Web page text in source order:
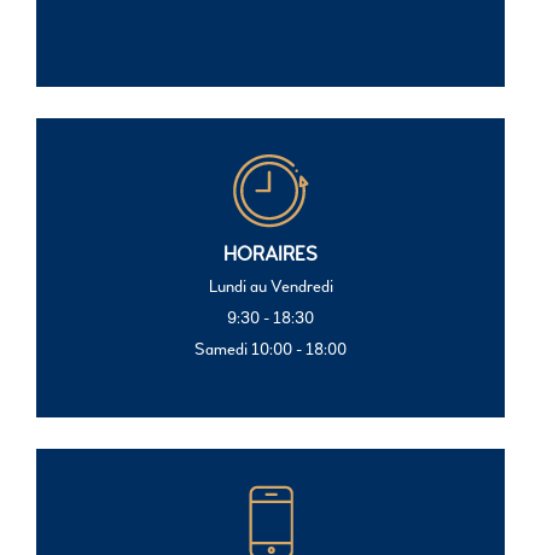
HORAIRES
Lundi au Vendredi
9:30 - 18:30
Samedi 10:00 - 18:00